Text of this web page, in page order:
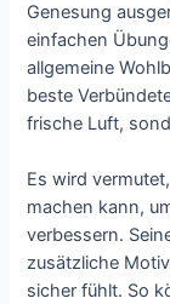
Genesung
einfachen
allgemeine
beste
frische Luft,
Es wird
machen kann,
verbessern.
zusätzliche
sicher fühlt. So